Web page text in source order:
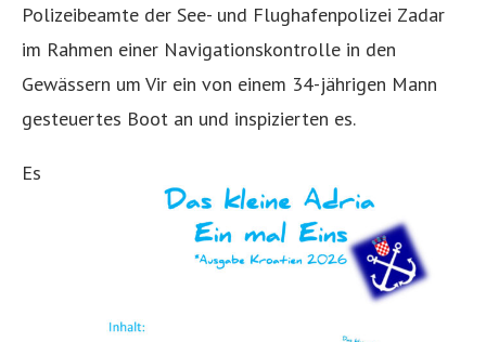
Polizeibeamte der See- und Flughafenpolizei Zadar
im Rahmen einer Navigationskontrolle in den
Gewässern um Vir ein von einem 34-jährigen Mann
gesteuertes Boot an und inspizierten es.
Es